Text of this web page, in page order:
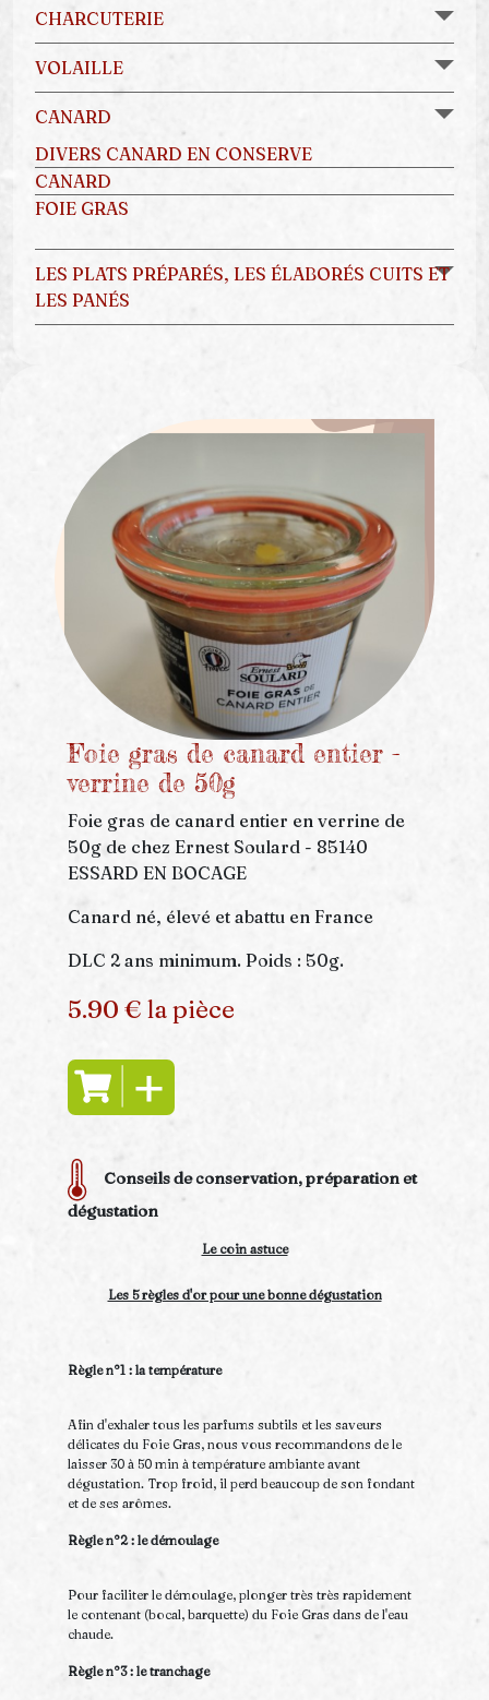
CHARCUTERIE
VOLAILLE
CANARD
DIVERS CANARD EN CONSERVE
CANARD
FOIE GRAS
LES PLATS PRÉPARÉS, LES ÉLABORÉS CUITS ET
LES PANÉS
Foie gras de canard entier -
verrine de 50g
Foie gras de canard entier en verrine de
50g de chez Ernest Soulard - 85140
ESSARD EN BOCAGE
Canard né, élevé et abattu en France
DLC 2 ans minimum. Poids : 50g.
5.90 € la pièce
Conseils de conservation, préparation et
dégustation
Le coin astuce
Les 5 règles d'or pour une bonne dégustation
Règle n°1 : la température
Afin d'exhaler tous les parfums subtils et les saveurs
délicates du Foie Gras, nous vous recommandons de le
laisser 30 à 50 min à température ambiante avant
dégustation. Trop froid, il perd beaucoup de son fondant
et de ses arômes.
Règle n°2 : le démoulage
Pour faciliter le démoulage, plonger très très rapidement
le contenant (bocal, barquette) du Foie Gras dans de l'eau
chaude.
Règle n°3 : le tranchage